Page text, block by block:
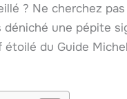
? Ne cherchez
déniché une pépite
étoilé du Guide